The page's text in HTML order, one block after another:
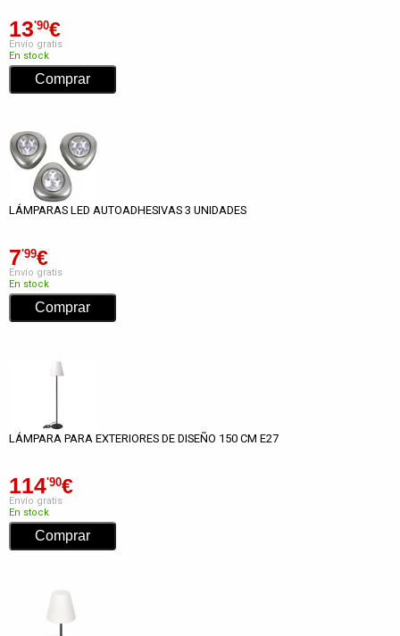
13'90€
Envío gratis
En stock
LÁMPARAS LED AUTOADHESIVAS 3 UNIDADES
7'99€
Envío gratis
En stock
LÁMPARA PARA EXTERIORES DE DISEÑO 150 CM E27
114'90€
Envío gratis
En stock